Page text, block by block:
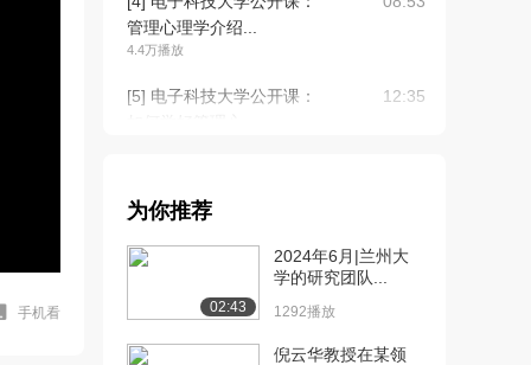
手机看
管理心理学介绍...
4.4万播放
[5] 电子科技大学公开课：
12:35
如何学好管理心...
[7] 电子科技大学公开课：
A公司——萌芽...
02:06
为你推荐
02:43
2024年6月|兰州大
学的研究团队...
1292播放
倪云华教授在某领